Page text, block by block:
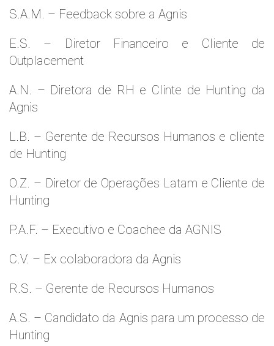
S.A.M. – Feedback sobre a Agnis
E.S. – Diretor Financeiro e Cliente de
Outplacement
A.N. – Diretora de RH e Clinte de Hunting da
Agnis
L.B. – Gerente de Recursos Humanos e cliente
de Hunting
O.Z. – Diretor de Operações Latam e Cliente de
Hunting
P.A.F. – Executivo e Coachee da AGNIS
C.V. – Ex colaboradora da Agnis
R.S. – Gerente de Recursos Humanos
A.S. – Candidato da Agnis para um processo de
Hunting